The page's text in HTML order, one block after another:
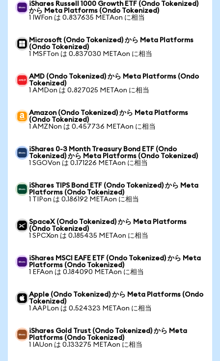
iShares Russell 1000 Growth ETF (Ondo Tokenized)
から Meta Platforms (Ondo Tokenized)
1 IWFon は 0.837635 METAon に相当
Microsoft (Ondo Tokenized) から Meta Platforms
(Ondo Tokenized)
1 MSFTon は 0.837030 METAon に相当
AMD (Ondo Tokenized) から Meta Platforms (Ondo
Tokenized)
1 AMDon は 0.827025 METAon に相当
Amazon (Ondo Tokenized) から Meta Platforms
(Ondo Tokenized)
1 AMZNon は 0.457736 METAon に相当
iShares 0-3 Month Treasury Bond ETF (Ondo
Tokenized) から Meta Platforms (Ondo Tokenized)
1 SGOVon は 0.171226 METAon に相当
iShares TIPS Bond ETF (Ondo Tokenized) から Meta
Platforms (Ondo Tokenized)
1 TIPon は 0.186192 METAon に相当
SpaceX (Ondo Tokenized) から Meta Platforms
(Ondo Tokenized)
1 SPCXon は 0.185435 METAon に相当
iShares MSCI EAFE ETF (Ondo Tokenized) から Meta
Platforms (Ondo Tokenized)
1 EFAon は 0.184090 METAon に相当
Apple (Ondo Tokenized) から Meta Platforms (Ondo
Tokenized)
1 AAPLon は 0.524323 METAon に相当
iShares Gold Trust (Ondo Tokenized) から Meta
Platforms (Ondo Tokenized)
1 IAUon は 0.133275 METAon に相当